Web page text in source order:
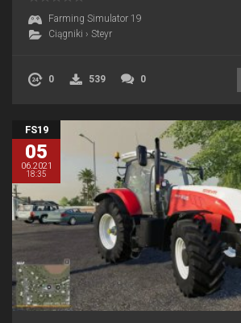
Farming Simulator 19
Ciągniki › Steyr
0 539 0
FS19
05
06.2021
18:35